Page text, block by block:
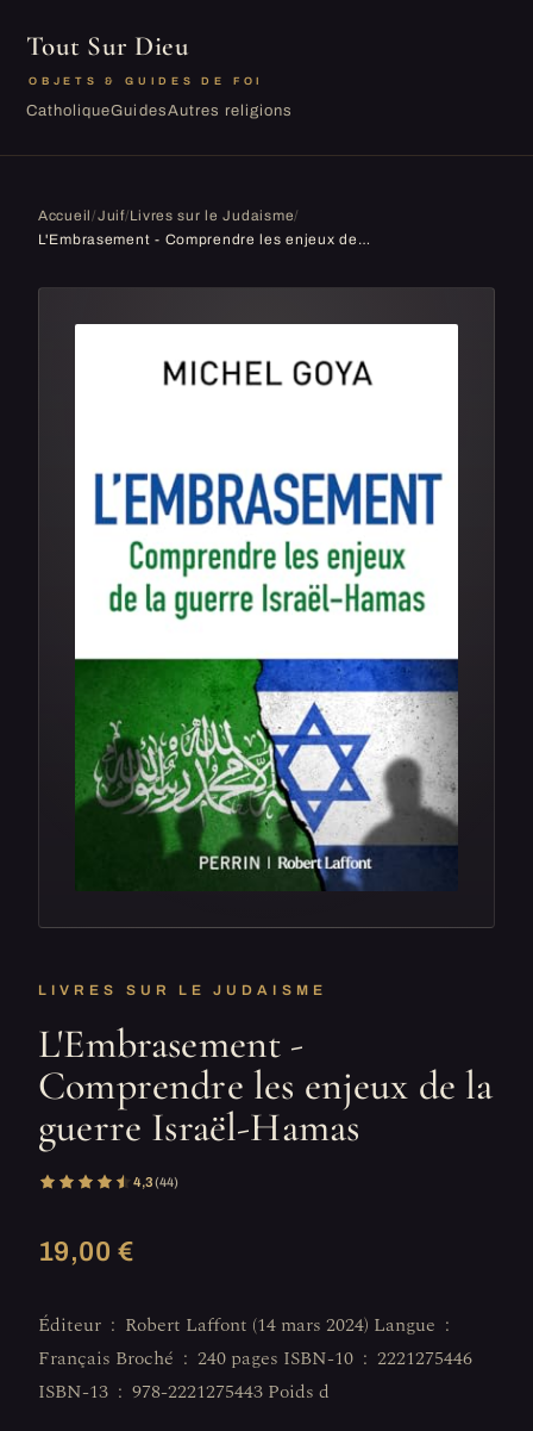
Tout Sur Dieu
OBJETS & GUIDES DE FOI
CatholiqueGuidesAutres religions
Accueil/Juif/Livres sur le Judaisme/
L'Embrasement - Comprendre les enjeux de la guerre Israël-Hamas
LIVRES SUR LE JUDAISME
L'Embrasement -
Comprendre les enjeux de la
guerre Israël-Hamas
4,3(44)
19,00 €
Éditeur ‏ : ‎ Robert Laffont (14 mars 2024) Langue ‏ : ‎
Français Broché ‏ : ‎ 240 pages ISBN-10 ‏ : ‎ 2221275446
ISBN-13 ‏ : ‎ 978-2221275443 Poids d